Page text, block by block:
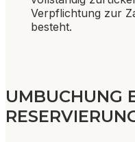
Verpflichtung zur
besteht.
UMBUCHUNG